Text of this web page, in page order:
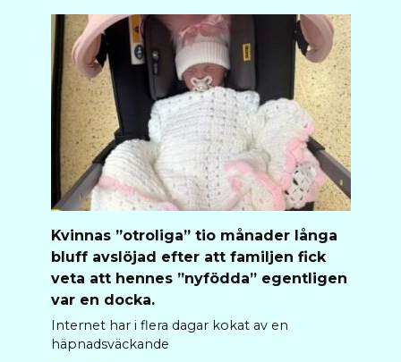
Kvinnas ”otroliga” tio månader långa
bluff avslöjad efter att familjen fick
veta att hennes ”nyfödda” egentligen
var en docka.
Internet har i flera dagar kokat av en
häpnadsväckande